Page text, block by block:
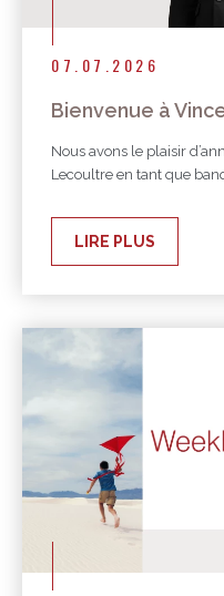
07.07.2026
Bienvenue à
Nous avons le plaisir
Lecoultre en tant que
LIRE PLUS